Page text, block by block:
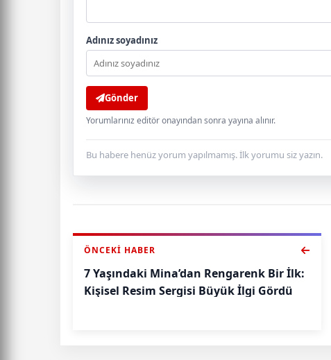
Adınız soyadınız
Gönder
Yorumlarınız editör onayından sonra yayına alınır.
Bu habere henüz yorum yapılmamış. İlk yorumu siz yazın.
ÖNCEKI HABER
7 Yaşındaki Mina’dan Rengarenk Bir İlk:
Kişisel Resim Sergisi Büyük İlgi Gördü